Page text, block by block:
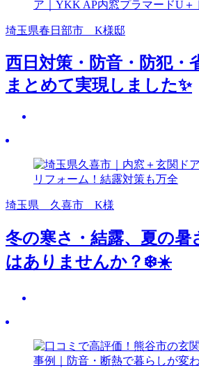
埼玉県春日部市 K様邸
西日対策・防音・防犯・
まとめて実現しました✨
埼玉県 久喜市 K様
冬の寒さ・結露、夏の暑
はありませんか？❄️☀️